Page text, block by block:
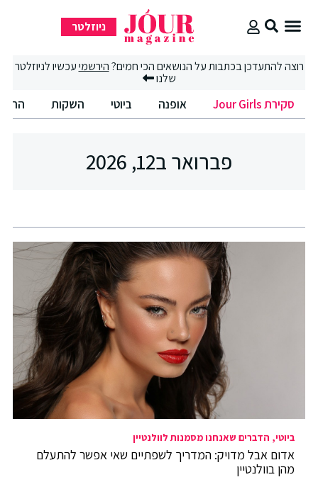
ניוזלטר
רוצה להתעדכן בכתבות על הנושאים הכי חמים?הירשמיעכשיו לניוזלטר
שלנו
סקירת Jour Girls אופנה ביוטי השקות
פברואר ב12, 2026
ביוטי הדברים שאנחנו מסמנות לוולנטיין
אדום אבל מדויק: המדריך לשפתיים שאי אפשר להתעלם
מהן בוולנטיין